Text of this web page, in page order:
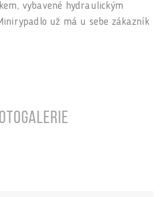
vybavené hydraulickým
už má u sebe zákazník